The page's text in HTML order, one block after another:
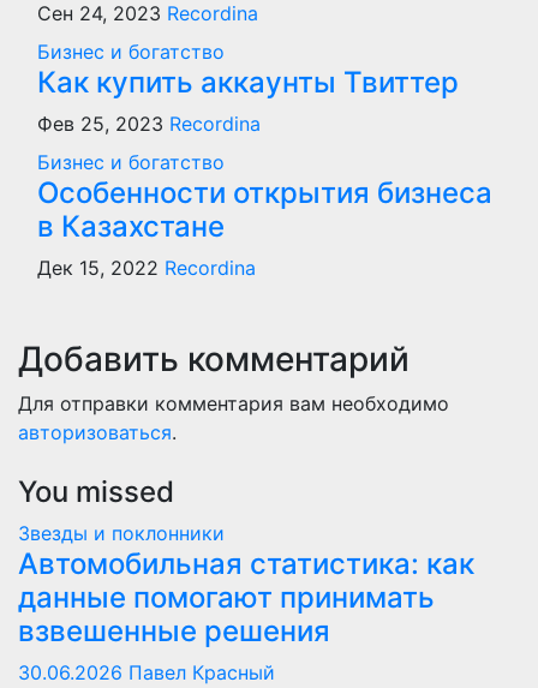
Сен 24, 2023 Recordina
Бизнес и богатство
Как купить аккаунты Твиттер
Фев 25, 2023 Recordina
Бизнес и богатство
Особенности открытия бизнеса
в Казахстане
Дек 15, 2022 Recordina
Добавить комментарий
Для отправки комментария вам необходимо
авторизоваться.
You missed
Звезды и поклонники
Автомобильная статистика: как
данные помогают принимать
взвешенные решения
30.06.2026 Павел Красный